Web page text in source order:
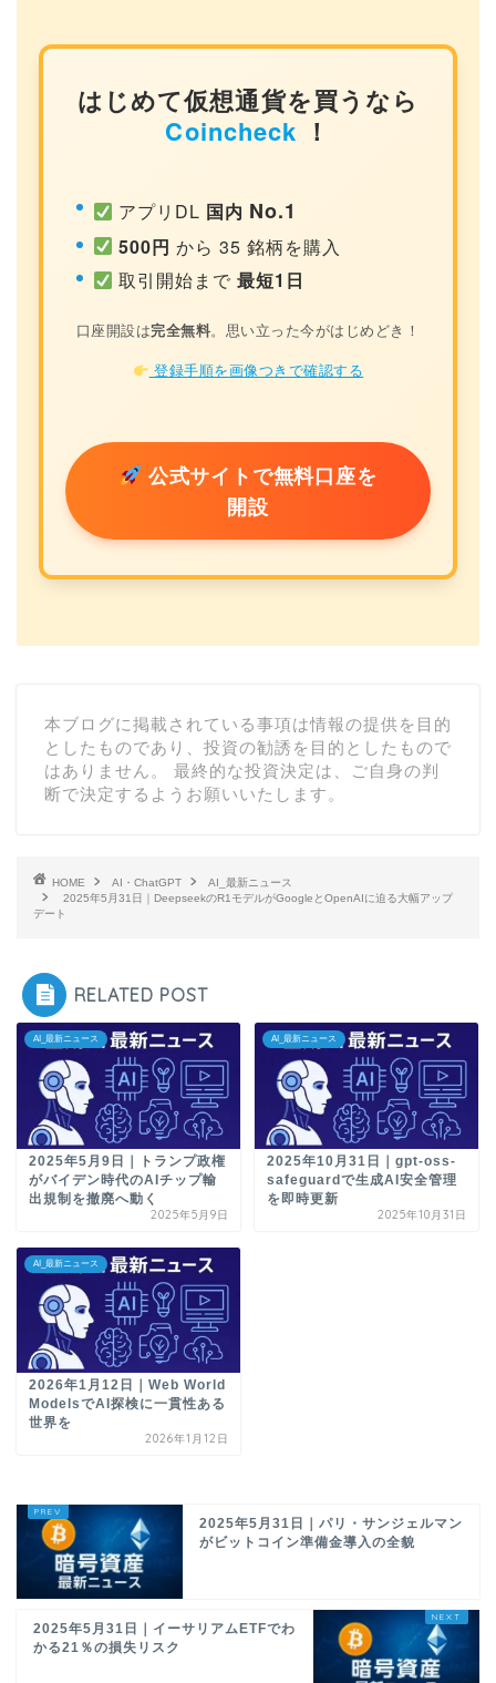
はじめて仮想通貨を買うなら
Coincheck ！
アプリDL 国内 No.1
500円 から 35 銘柄を購入
取引開始まで最短1日
口座開設は完全無料。思い立った今がはじめどき！
登録手順を画像つきで確認する
公式サイトで無料口座を
開設
本ブログに掲載されている事項は情報の提供を目的
としたものであり、投資の勧誘を目的としたもので
はありません。 最終的な投資決定は、ご自身の判
断で決定するようお願いいたします。
HOME AI・ChatGPT
AI_最新ニュース
2025年5月31日｜DeepseekのR1モデルがGoogleとOpenAIに迫る大幅アップ
デート
RELATED POST
AI_最新ニュース
2025年5月9日｜トランプ政権
がバイデン時代のAIチップ輸
出規制を撤廃へ動く
2025年5月9日
AI_最新ニュース
2025年10月31日｜gpt-oss-
safeguardで生成AI安全管理
を即時更新
2025年10月31日
AI_最新ニュース
2026年1月12日｜Web World
ModelsでAI探検に一貫性ある
世界を
2026年1月12日
2025年5月31日｜パリ・サンジェルマン
がビットコイン準備金導入の全貌
2025年5月31日｜イーサリアムETFでわ
かる21％の損失リスク